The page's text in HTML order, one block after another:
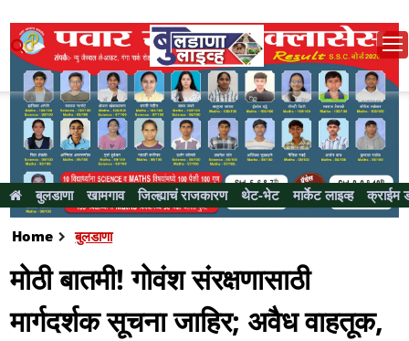
बुलडाणा खामगाव जिल्ह्याचं राजकारण थेट-भेट मार्केट लाइव्ह क्राईम
Home बुलडाणा
मोठी बातमी! गोवंश संरक्षणासाठी
मार्गदर्शक सूचना जाहिर; अवैध वाहतूक,